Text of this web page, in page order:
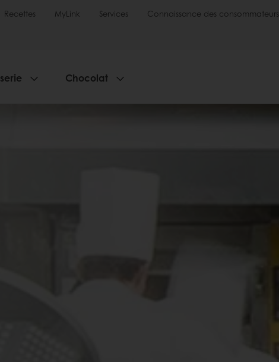
Recettes MyLink Services Connaissance des consommateurs
Chocolat